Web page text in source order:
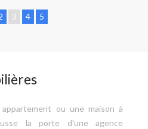
3 4 5
appartement ou une maison à
la porte d’une agence